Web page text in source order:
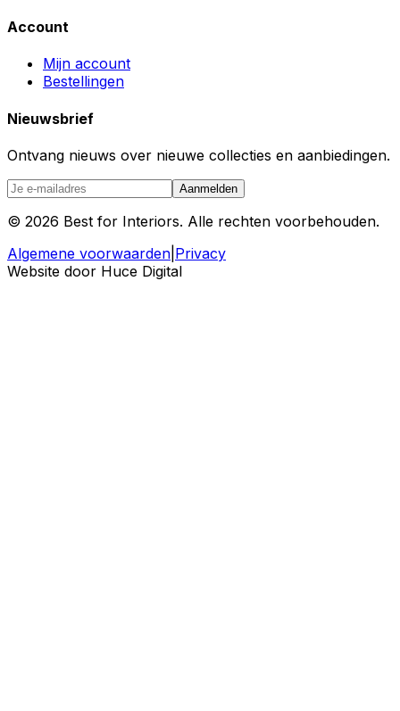
Account
Mijn account
Bestellingen
Nieuwsbrief
Ontvang nieuws over nieuwe collecties en aanbiedingen.
Aanmelden
© 2026 Best for Interiors. Alle rechten voorbehouden.
Algemene voorwaarden Privacy
Website door Huce Digital